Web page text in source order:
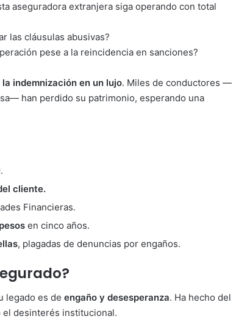
aseguradora extranjera siga operando con total
las cláusulas abusivas?
pese a la reincidencia en sanciones?
indemnización en un lujo. Miles de conductores —
han perdido su patrimonio, esperando una
cliente.
Financieras.
en cinco años.
, plagadas de denuncias por engaños.
legado es de engaño y desesperanza. Ha hecho del
el desinterés institucional.